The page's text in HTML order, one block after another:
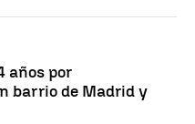
años por
barrio de Madrid y